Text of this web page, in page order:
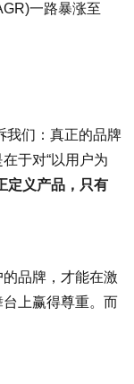
一路暴涨至
我们：真正的品牌
于对“以用户为
定义产品，只有
品牌，才能在激
上赢得尊重。而